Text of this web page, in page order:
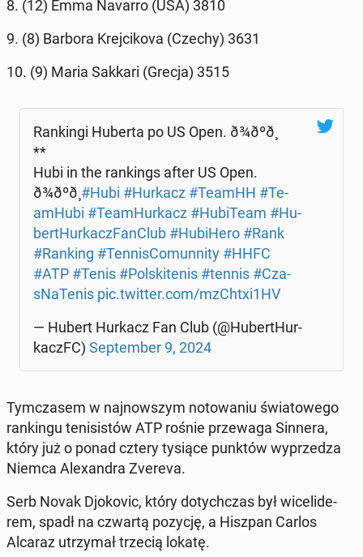
8. (12) Emma Navarro (USA) 3810
9. (8) Barbora Krej­ci­ko­va (Czechy) 3631
10. (9) Maria Sakkari (Grecja) 3515
Ran­kin­gi Huberta po US Open. ð¾ðºð¸
**
Hubi in the ran­kings after US Open.
ð¾ðºð¸ #Hubi #Hurkacz #TeamHH #Te­
am­Hu­bi #Te­am­Hur­kacz #Hu­bi­Te­am #Hu­
ber­tHur­kacz­FanC­lub #Hu­bi­He­ro #Rank
#Ranking #Ten­ni­sCo­mun­ni­ty #HHFC
#ATP #Tenis #Pol­ski­te­nis #tennis #Cza­
sNa­Te­nis pic.twitter.com/mzChtxi1HV
— Hubert Hurkacz Fan Club (@Hu­ber­tHur­
kaczFC) Sep­tem­ber 9, 2024
Tym­cza­sem w naj­now­szym no­to­wa­niu świa­to­we­go
ran­kin­gu te­ni­si­stów ATP rośnie prze­wa­ga Sinnera,
który już o ponad cztery tysiące punktów wy­prze­dza
Niemca Ale­xan­dra Zvereva.
Serb Novak Djo­ko­vic, który do­tych­czas był wi­ce­li­de­
rem, spadł na czwartą pozycję, a Hiszpan Carlos
Alcaraz utrzy­mał trzecią lokatę.